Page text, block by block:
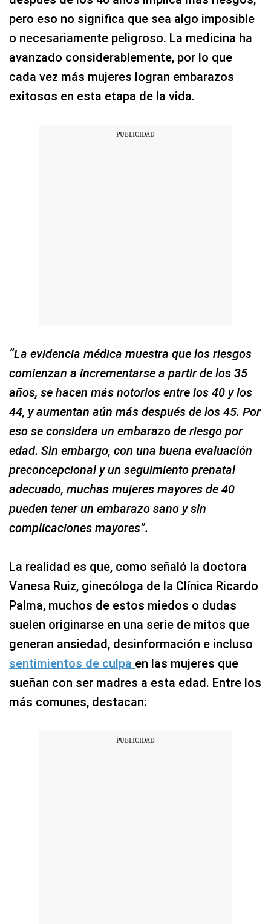
pero eso no significa que sea algo imposible
o necesariamente peligroso. La medicina ha
avanzado considerablemente, por lo que
cada vez más mujeres logran embarazos
exitosos en esta etapa de la vida.
“La evidencia médica muestra que los riesgos
comienzan a incrementarse a partir de los 35
años, se hacen más notorios entre los 40 y los
44, y aumentan aún más después de los 45. Por
eso se considera un embarazo de riesgo por
edad. Sin embargo, con una buena evaluación
preconcepcional y un seguimiento prenatal
adecuado, muchas mujeres mayores de 40
pueden tener un embarazo sano y sin
complicaciones mayores”.
La realidad es que, como señaló la doctora
Vanesa Ruiz, ginecóloga de la Clínica Ricardo
Palma, muchos de estos miedos o dudas
suelen originarse en una serie de mitos que
generan ansiedad, desinformación e incluso
sentimientos de culpa en las mujeres que
sueñan con ser madres a esta edad. Entre los
más comunes, destacan: